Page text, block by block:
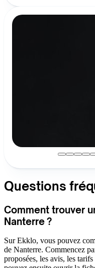
Questions
Comment trouver
Nanterre ?
Sur Ekklo, vous pouvez
de Nanterre. Commencez
proposées, les avis, les